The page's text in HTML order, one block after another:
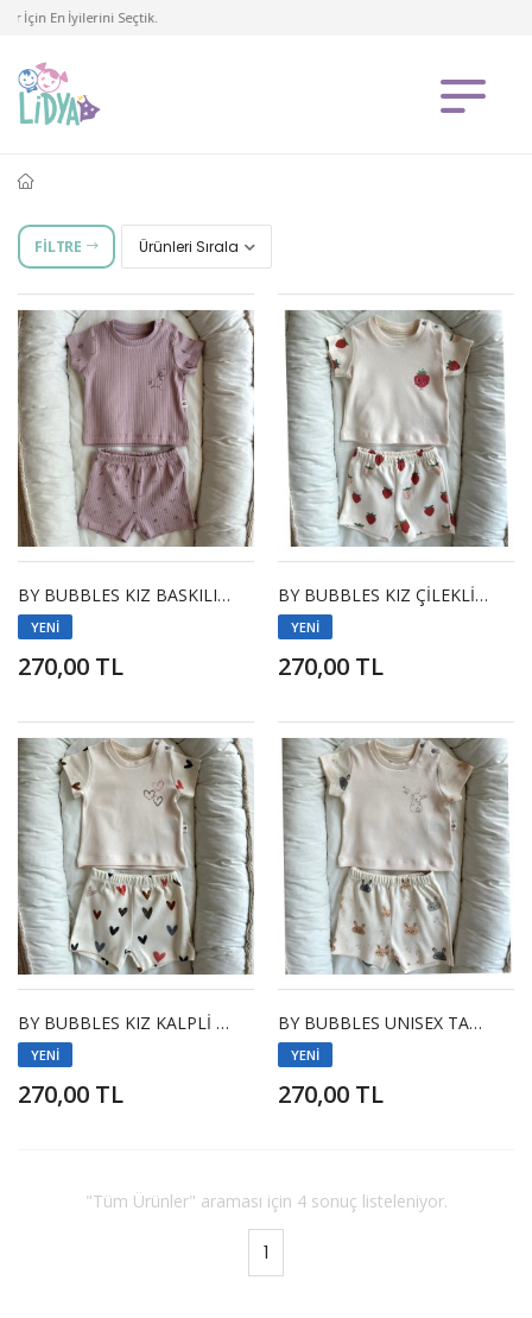
İçin En İyilerini Seçtik.
FILTRE
BY BUBBLES KIZ BASKILI ŞORTLU TAKIM
YENİ
270,00 TL
BY BUBBLES KIZ ÇİLEKLİ ŞORTLU TAKIM
YENİ
270,00 TL
BY BUBBLES KIZ KALPLİ ŞORTLU TAKIM
YENİ
270,00 TL
BY BUBBLES UNISEX TAVŞAN ŞORTLU TAKIM
YENİ
270,00 TL
"Tüm Ürünler" araması için 4 sonuç listeleniyor.
1